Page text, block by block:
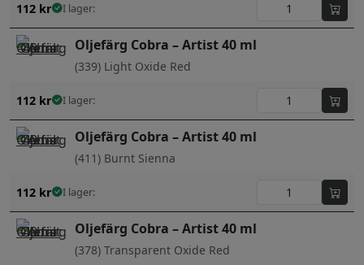
112 kr I lager:
Oljefärg Cobra – Artist 40 ml
(339) Light Oxide Red
112 kr I lager:
Oljefärg Cobra – Artist 40 ml
(411) Burnt Sienna
112 kr I lager:
Oljefärg Cobra – Artist 40 ml
(378) Transparent Oxide Red